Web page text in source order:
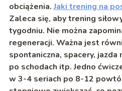
obciążenia.Jaki trening na
Zaleca się, aby trening
tygodniu. Nie można
regeneracji. Ważna jest
spontaniczna, spacery,
po schodach itp. Jedno
w 3-4 seriach po 8-12